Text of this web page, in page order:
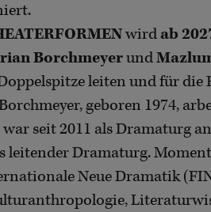
wirdab
Borchmeyerund
leiten und für die
geboren 1974,
seit 2011 als Dramaturg
leitender Dramaturg.
Neue Dramatik